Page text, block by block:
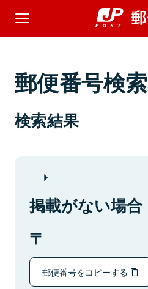
郵便番号検索
検索結果
掲載がない場合
郵便番号をコピーする